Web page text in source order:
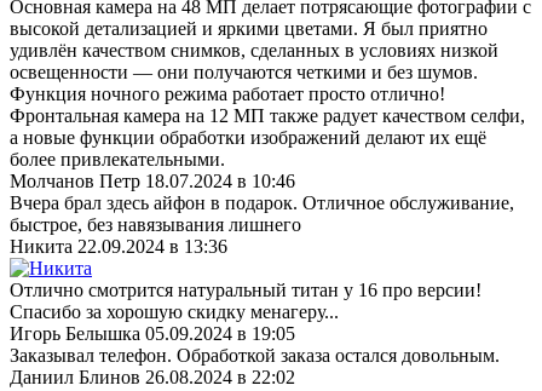
Основная камера на 48 МП делает потрясающие фотографии с
высокой детализацией и яркими цветами. Я был приятно
удивлён качеством снимков, сделанных в условиях низкой
освещенности — они получаются четкими и без шумов.
Функция ночного режима работает просто отлично!
Фронтальная камера на 12 МП также радует качеством селфи,
а новые функции обработки изображений делают их ещё
более привлекательными.
Молчанов Петр 18.07.2024 в 10:46
Вчера брал здесь айфон в подарок. Отличное обслуживание,
быстрое, без навязывания лишнего
Никита 22.09.2024 в 13:36
Отлично смотрится натуральный титан у 16 про версии!
Спасибо за хорошую скидку менагеру...
Игорь Белышка 05.09.2024 в 19:05
Заказывал телефон. Обработкой заказа остался довольным.
Даниил Блинов 26.08.2024 в 22:02